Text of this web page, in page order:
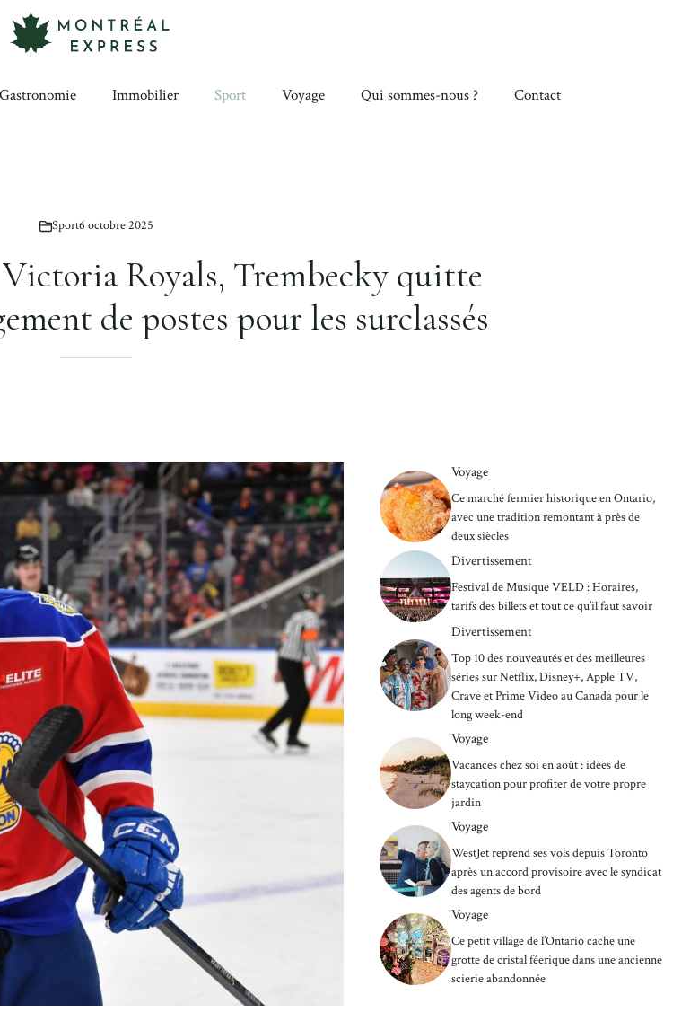
Gastronomie Immobilier Sport Voyage Qui sommes-nous ? Contact
Sport6 octobre 2025
Royals, Trembecky quitte
de postes pour les surclassés
Voyage
Ce marché fermier historique en Ontario,
avec une tradition remontant à près de
deux siècles
Divertissement
Festival de Musique VELD : Horaires,
tarifs des billets et tout ce qu’il faut savoir
Divertissement
Top 10 des nouveautés et des meilleures
séries sur Netflix, Disney+, Apple TV,
Crave et Prime Video au Canada pour le
long week-end
Voyage
Vacances chez soi en août : idées de
staycation pour profiter de votre propre
jardin
Voyage
WestJet reprend ses vols depuis Toronto
après un accord provisoire avec le syndicat
des agents de bord
Voyage
Ce petit village de l’Ontario cache une
grotte de cristal féerique dans une ancienne
scierie abandonnée